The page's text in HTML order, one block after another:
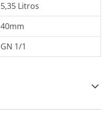
5,35 Litros
40mm
GN 1/1